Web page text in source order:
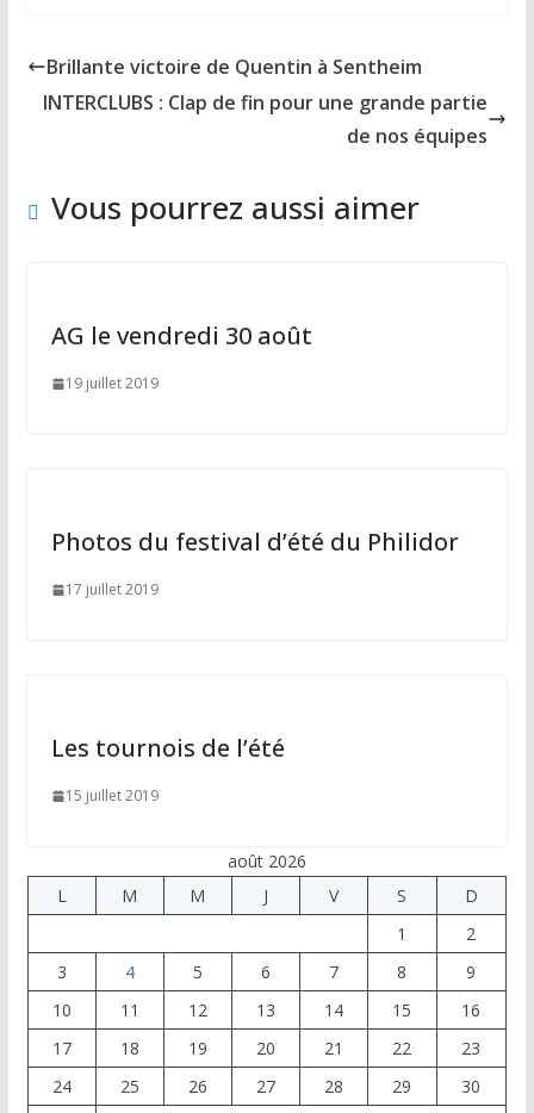
b
o
d
o
l g
er
Brillante victoire de Quentin à Sentheim
INTERCLUBS : Clap de fin pour une grande partie
de nos équipes
Vous pourrez aussi aimer
AG le vendredi 30 août
19 juillet 2019
Photos du festival d’été du Philidor
17 juillet 2019
Les tournois de l’été
15 juillet 2019
août 2026
L
M M J V S
D
1
2
3
4 5 6 7 8
9
10
11 12 13 14 15
16
17
18 19 20 21 22
23
24
25 26 27 28 29 30